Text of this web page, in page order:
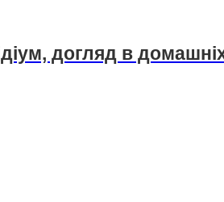
догляд в